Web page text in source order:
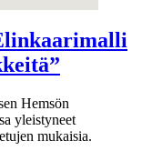
Hemsön
yleistyneet
mukaisia.